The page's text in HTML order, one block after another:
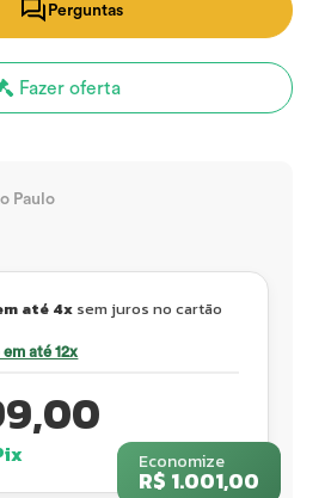
Perguntas
Fazer oferta
Paulo
até 4x sem juros no cartão
até 12x
Economize
R$ 1.001,00